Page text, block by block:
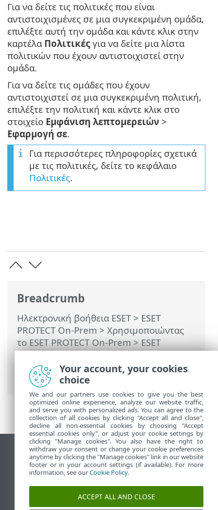
Breadcrumb
Ηλεκτρονική βοήθεια ESET> ESET
PROTECT On-Prem > Χρησιμοποιώντας
το ESET PROTECT On-Prem>ESET
PROTECT On-Prem Κύριο μενού>
Πολιτικές
> Αντιστοίχιση πολιτικής σε
ομάδα
Για να δείτε τις πολιτικές που είναι
αντιστοιχισμένες σε μια συγκεκριμένη ομάδα,
επιλέξτε αυτή την ομάδα και κάντε κλικ στην
καρτέλα Πολιτικές για να δείτε μια λίστα
πολιτικών που έχουν αντιστοιχιστεί στην
ομάδα.
Για να δείτε τις ομάδες που έχουν
αντιστοιχιστεί σε μια συγκεκριμένη πολιτική,
επιλέξτε την πολιτική και κάντε κλικ στο
στοιχείο Εμφάνιση λεπτομερειών >
Εφαρμογή σε.
Για περισσότερες πληροφορίες σχετικά
με τις πολιτικές, δείτε το κεφάλαιο
Πολιτικές.
Προβολή ιστότοπου επιφάνειας εργασίας
End of Life
Γνωσιακή βάση ESET
Ομάδα συζήτησης ESET
ESET Status Portal
Your account, your cookies
choice
We and our partners use cookies to give you the best
optimized online experience, analyze our website traffic,
and serve you with personalized ads. You can agree to the
collection of all cookies by clicking "Accept all and close",
decline all non-essential cookies by choosing "Accept
essential cookies only", or adjust your cookie settings by
clicking "Manage cookies". You also have the right to
withdraw your consent or change your cookie preferences
anytime by clicking the "Manage cookies" link in our website
footer or in your account settings (if available). For more
information, see ourCookie Policy.
ACCEPT ALL AND CLOSE